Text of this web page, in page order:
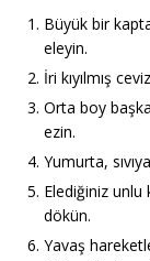
Büyük bir
eleyin.
İri kıyılmış
Orta boy
ezin.
Yumurta,
Elediğiniz unlu
dökün.
Yavaş